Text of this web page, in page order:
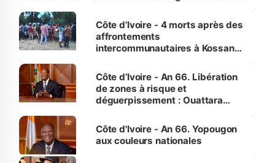
générations futures »
Côte d’Ivoire - 4 morts après des
affrontements
intercommunautaires à Kossandji
milieu des sinistrés
Côte d’Ivoire - An 66. Libération
de zones à risque et
déguerpissement : Ouattara
l'Etat de droit pour préserver les
vies humaines »
Côte d'Ivoire - An 66. Yopougon
aux couleurs nationales